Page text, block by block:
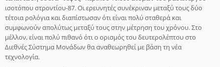
ισοτόπου στροντίου-87. Οι ερευνητές συνέκριναν μεταξύ τους δύο
τέτοια ρολόγια και διαπίστωσαν ότι είναι πολύ σταθερά και
συμφωνούν απολύτως μεταξύ τους στην μέτρηση του χρόνου. Στο
μέλλον, είναι πολύ πιθανό ότι ο ορισμός του δευτερολέπτου στο
Διεθνές Σύστημα Μονάδων θα αναθεωρηθεί με βάση τη νέα
τεχνολογία.